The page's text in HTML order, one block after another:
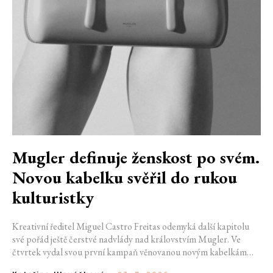
Mugler definuje ženskost po svém.
Novou kabelku svěřil do rukou
kulturistky
Kreativní ředitel Miguel Castro Freitas odemyká další kapitolu
své pořád ještě čerstvé nadvlády nad královstvím Mugler. Ve
čtvrtek vydal svou první kampaň věnovanou novým kabelkám